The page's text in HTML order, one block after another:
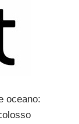
oceano: